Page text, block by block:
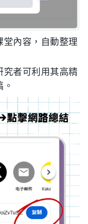
堂內容，自動整理
究者可利用其高精